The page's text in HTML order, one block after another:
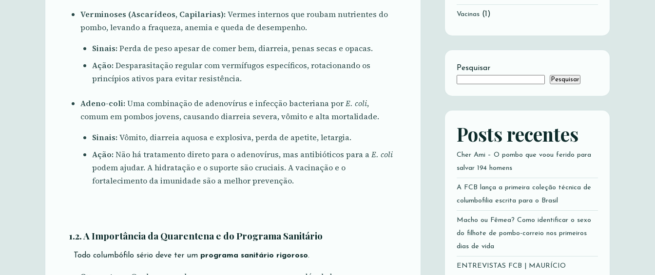
Verminoses (Ascarídeos, Capilarias): Vermes internos que roubam nutrientes do
pombo, levando a fraqueza, anemia e queda de desempenho.
Sinais: Perda de peso apesar de comer bem, diarreia, penas secas e opacas.
Ação: Desparasitação regular com vermífugos específicos, rotacionando os
princípios ativos para evitar resistência.
Adeno-coli: Uma combinação de adenovírus e infecção bacteriana porE. coli,
comum em pombos jovens, causando diarreia severa, vômito e alta mortalidade.
Sinais: Vômito, diarreia aquosa e explosiva, perda de apetite, letargia.
Ação: Não há tratamento direto para o adenovírus, mas antibióticos para aE. coli
podem ajudar. A hidratação e o suporte são cruciais. A vacinação e o
fortalecimento da imunidade são a melhor prevenção.
1.2. A Importância da Quarentena e do Programa Sanitário
Todo columbófilo sério deve ter um programa sanitário rigoroso.
Vacinas (1)
Pesquisar
Pesquisar
Posts recentes
Cher Ami – O pombo que voou ferido para
salvar 194 homens
A FCB lança a primeira coleção técnica de
columbofilia escrita para o Brasil
Macho ou Fêmea? Como identificar o sexo
do filhote de pombo-correio nos primeiros
dias de vida
ENTREVISTAS FCB | MAURÍCIO